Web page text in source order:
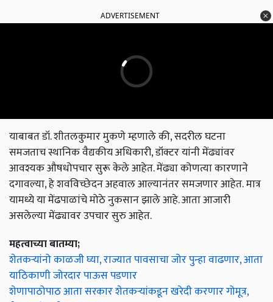
ADVERTISEMENT
याबाबत डॉ. शीतलकुमार मुकणे म्हणाले की, सदरील घटना
समजताच स्थानिक वैद्यकीय अधिकारी, डॉक्टर यांनी मेंढ्यांवर
आवश्यक औषधोपचार सुरू केले आहेत. मेंढ्या कोणत्या कारणाने
दगावल्या, हे शवविच्छेदन अहवाल आल्यानंतर समजणार आहेत. मात्र
यामध्ये या मेंढपाळांचे मोठे नुकसान झाले आहे. आता आजारी
असलेल्या मेंढ्यावर उपचार सुरु आहेत.
महत्वाच्या बातम्या;
शेतकऱ्यांनो काळजी घ्या, राज्यात पावसाचा जोर पुन्हा वाढणार, आता
याठिकाणी जोरदार पाऊस पडणार
शेणापाठोपाठ आता सरकार शेतकऱ्यांकडून खरेदी करणार गोमूत्र,